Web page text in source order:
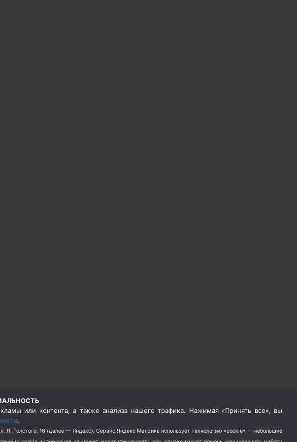
или контента, а также анализа нашего трафика. Нажимая «Принять все», вы
.
Толстого, 16 (далее — Яндекс). Сервис Яндекс Метрика использует технологию «cookie» — небольшие